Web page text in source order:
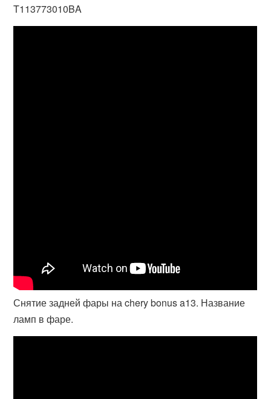
T113773010BA
Снятие задней фары на chery bonus a13. Название
ламп в фаре.